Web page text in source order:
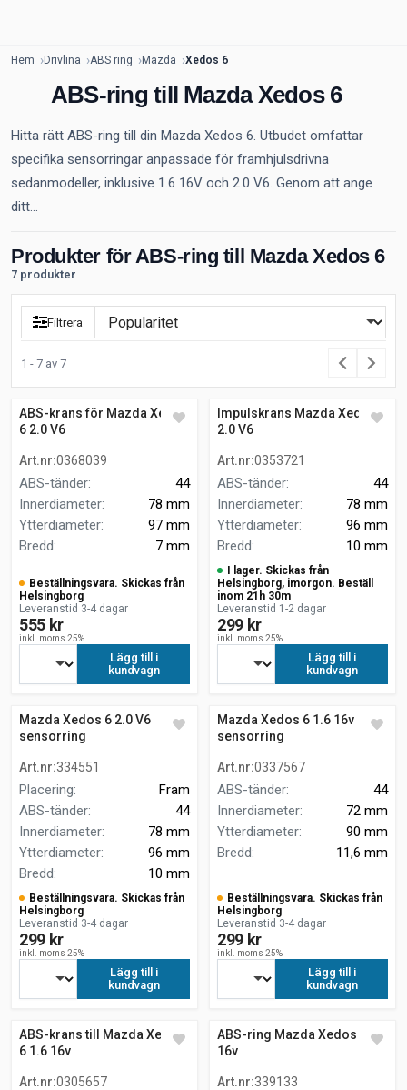
Hem Drivlina ABS ring Mazda Xedos 6
ABS-ring till Mazda Xedos 6
Hitta rätt ABS-ring till din Mazda Xedos 6. Utbudet omfattar
specifika sensorringar anpassade för framhjulsdrivna
sedanmodeller, inklusive 1.6 16V och 2.0 V6. Genom att ange
ditt...
Produkter för ABS-ring till Mazda Xedos 6
7 produkter
Filtrera
1 - 7 av 7
ABS-krans för Mazda Xedos
6 2.0 V6
Art.nr:0368039
ABS-tänder:
44
Innerdiameter:
78 mm
Ytterdiameter:
97 mm
Bredd: 7 mm
Beställningsvara. Skickas från
Helsingborg
Leveranstid 3-4 dagar
555 kr
inkl. moms 25%
Lägg till i
kundvagn
Impulskrans Mazda Xedos 6
2.0 V6
Art.nr:0353721
ABS-tänder:
44
Innerdiameter:
78 mm
Ytterdiameter:
96 mm
Bredd: 10 mm
I lager. Skickas från
Helsingborg, imorgon. Beställ
inom 21h 30m
Leveranstid 1-2 dagar
299 kr
inkl. moms 25%
Lägg till i
kundvagn
Mazda Xedos 6 2.0 V6
sensorring
Art.nr:334551
Placering:
Fram
ABS-tänder:
44
Innerdiameter:
78 mm
Ytterdiameter:
96 mm
Bredd: 10 mm
Beställningsvara. Skickas från
Helsingborg
Leveranstid 3-4 dagar
299 kr
inkl. moms 25%
Lägg till i
kundvagn
Mazda Xedos 6 1.6 16v
sensorring
Art.nr:0337567
ABS-tänder:
44
Innerdiameter:
72 mm
Ytterdiameter:
90 mm
Bredd: 11,6 mm
Beställningsvara. Skickas från
Helsingborg
Leveranstid 3-4 dagar
299 kr
inkl. moms 25%
Lägg till i
kundvagn
ABS-krans till Mazda Xedos
6 1.6 16v
Art.nr:0305657
ABS-ring Mazda Xedos 6 1.6
16v
Art.nr:339133